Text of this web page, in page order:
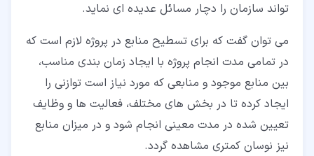
تواند سازمان را دچار مسائل عدیده ای نماید.
می توان گفت که برای تسطیح منابع در پروژه لازم است که
در تمامی مدت انجام پروژه با ایجاد زمان بندی مناسب،
بین منابع موجود و منابعی که مورد نیاز است توازنی را
ایجاد کرده تا در بخش های مختلف، فعالیت ها و وظایف
تعیین شده در مدت معینی انجام شود و در میزان منابع
نیز نوسان کمتری مشاهده گردد.